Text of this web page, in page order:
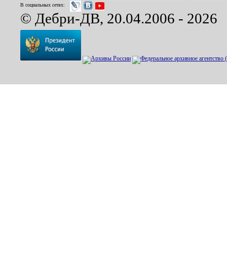
В социальных сетях:
© Дебри-ДВ, 20.04.2006 - 2026